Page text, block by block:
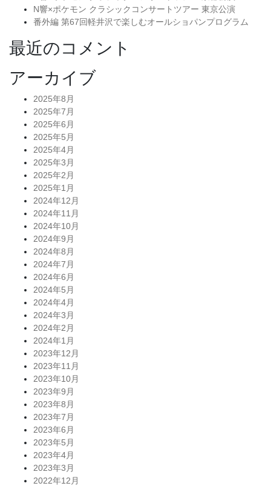
N響×ポケモン クラシックコンサートツアー 東京公演
番外編 第67回軽井沢で楽しむオールショパンプログラム
最近のコメント
アーカイブ
2025年8月
2025年7月
2025年6月
2025年5月
2025年4月
2025年3月
2025年2月
2025年1月
2024年12月
2024年11月
2024年10月
2024年9月
2024年8月
2024年7月
2024年6月
2024年5月
2024年4月
2024年3月
2024年2月
2024年1月
2023年12月
2023年11月
2023年10月
2023年9月
2023年8月
2023年7月
2023年6月
2023年5月
2023年4月
2023年3月
2022年12月